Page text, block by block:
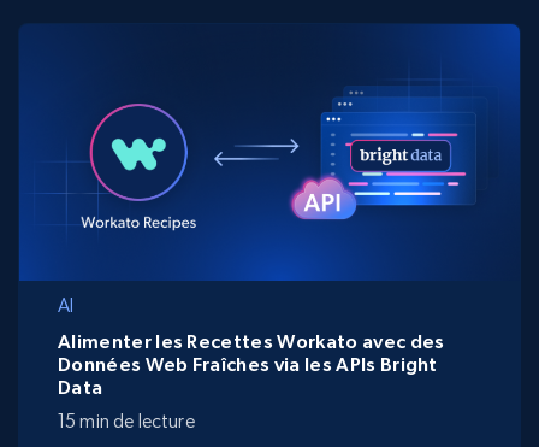
AI
Alimenter les Recettes Workato avec des
Données Web Fraîches via les APIs Bright
Data
15 min de lecture